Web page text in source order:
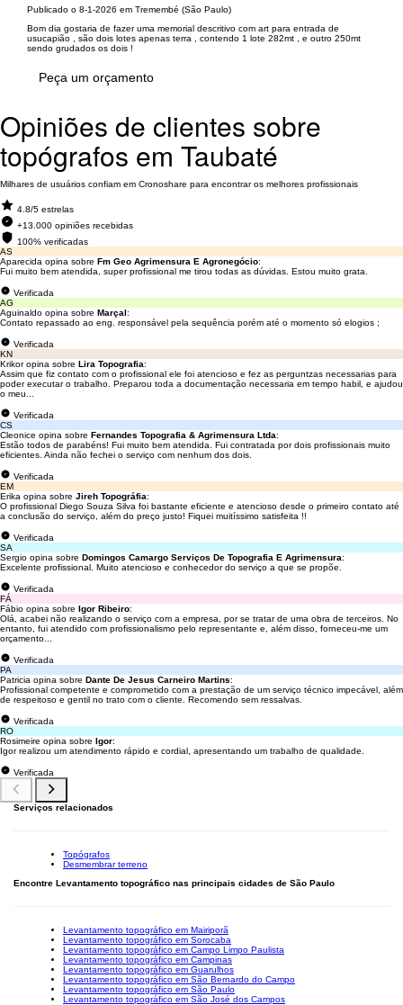
Publicado o 8-1-2026 em Tremembé (São Paulo)
Bom dia gostaria de fazer uma memorial descritivo com art para entrada de
usucapião , são dois lotes apenas terra , contendo 1 lote 282mt , e outro 250mt
sendo grudados os dois !
Peça um orçamento
Opiniões de clientes sobre
topógrafos em Taubaté
Milhares de usuários confiam em Cronoshare para encontrar os melhores profissionais
4.8/5 estrelas
+13.000 opiniões recebidas
100% verificadas
AS
Aparecida opina sobre Fm Geo Agrimensura E Agronegócio:
Fui muito bem atendida, super profissional me tirou todas as dúvidas. Estou muito grata.
Verificada
AG
Aguinaldo opina sobre Marçal:
Contato repassado ao eng. responsável pela sequência porém até o momento só elogios ;
Verificada
KN
Krikor opina sobre Lira Topografia:
Assim que fiz contato com o profissional ele foi atencioso e fez as perguntzas necessarias para
poder executar o trabalho. Preparou toda a documentação necessaria em tempo habil, e ajudou
o meu...
Verificada
CS
Cleonice opina sobre Fernandes Topografia & Agrimensura Ltda:
Estão todos de parabéns! Fui muito bem atendida. Fui contratada por dois profissionais muito
eficientes. Ainda não fechei o serviço com nenhum dos dois.
Verificada
EM
Erika opina sobre Jireh Topográfia:
O profissional Diego Souza Silva foi bastante eficiente e atencioso desde o primeiro contato até
a conclusão do serviço, além do preço justo! Fiquei muitíssimo satisfeita !!
Verificada
SA
Sergio opina sobre Domingos Camargo Serviços De Topografia E Agrimensura:
Excelente profissional. Muito atencioso e conhecedor do serviço a que se propõe.
Verificada
FÁ
Fábio opina sobre Igor Ribeiro:
Olá, acabei não realizando o serviço com a empresa, por se tratar de uma obra de terceiros. No
entanto, fui atendido com profissionalismo pelo representante e, além disso, forneceu-me um
orçamento...
Verificada
PA
Patricia opina sobre Dante De Jesus Carneiro Martins:
Profissional competente e comprometido com a prestação de um serviço técnico impecável, além
de respeitoso e gentil no trato com o cliente. Recomendo sem ressalvas.
Verificada
RO
Rosimeire opina sobre Igor:
Igor realizou um atendimento rápido e cordial, apresentando um trabalho de qualidade.
Verificada
Serviços relacionados
Topógrafos
Desmembrar terreno
Encontre Levantamento topográfico nas principais cidades de São Paulo
Levantamento topográfico em Mairiporã
Levantamento topográfico em Sorocaba
Levantamento topográfico em Campo Limpo Paulista
Levantamento topográfico em Campinas
Levantamento topográfico em Guarulhos
Levantamento topográfico em São Bernardo do Campo
Levantamento topográfico em São Paulo
Levantamento topográfico em São José dos Campos